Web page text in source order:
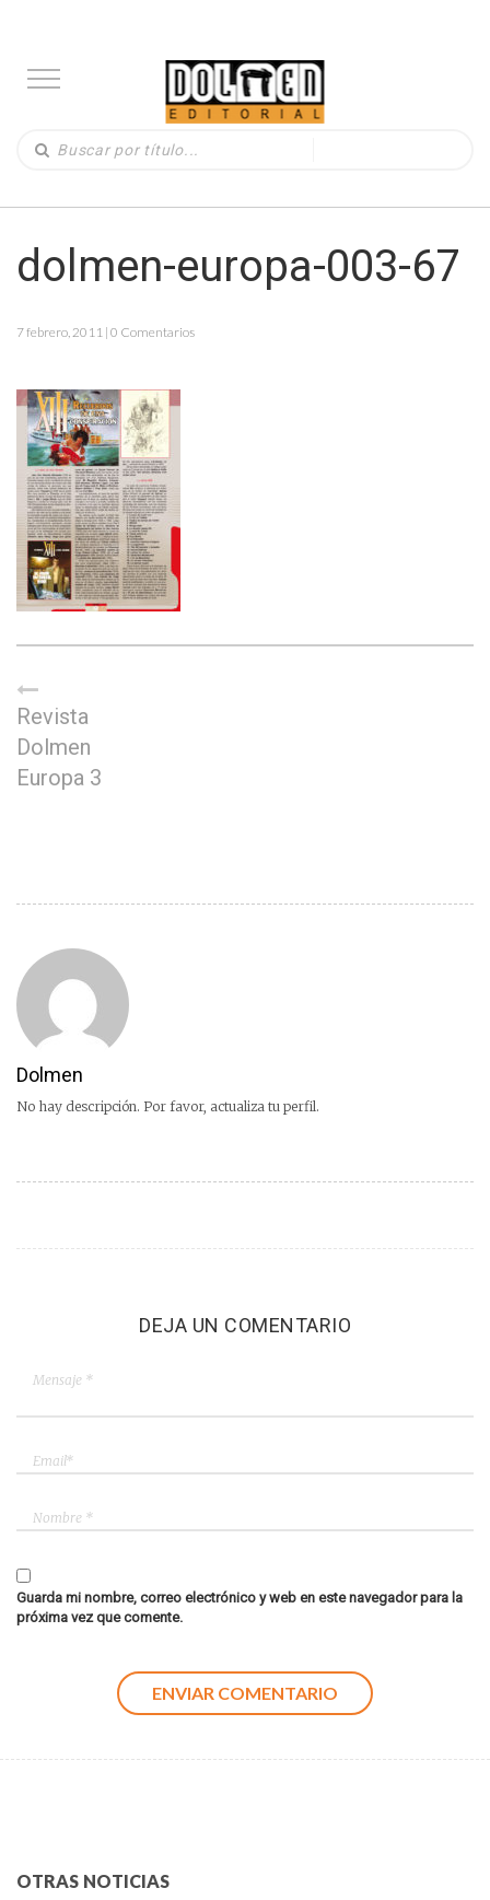
dolmen-europa-003-67
7 febrero, 2011 | 0 Comentarios
Revista
Dolmen
Europa 3
Dolmen
No hay descripción. Por favor, actualiza tu perfil.
DEJA UN COMENTARIO
Guarda mi nombre, correo electrónico y web en este navegador para la
próxima vez que comente.
OTRAS NOTICIAS